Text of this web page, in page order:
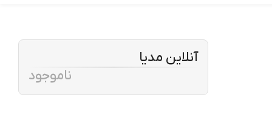
آنلاین مدیا
ناموجود